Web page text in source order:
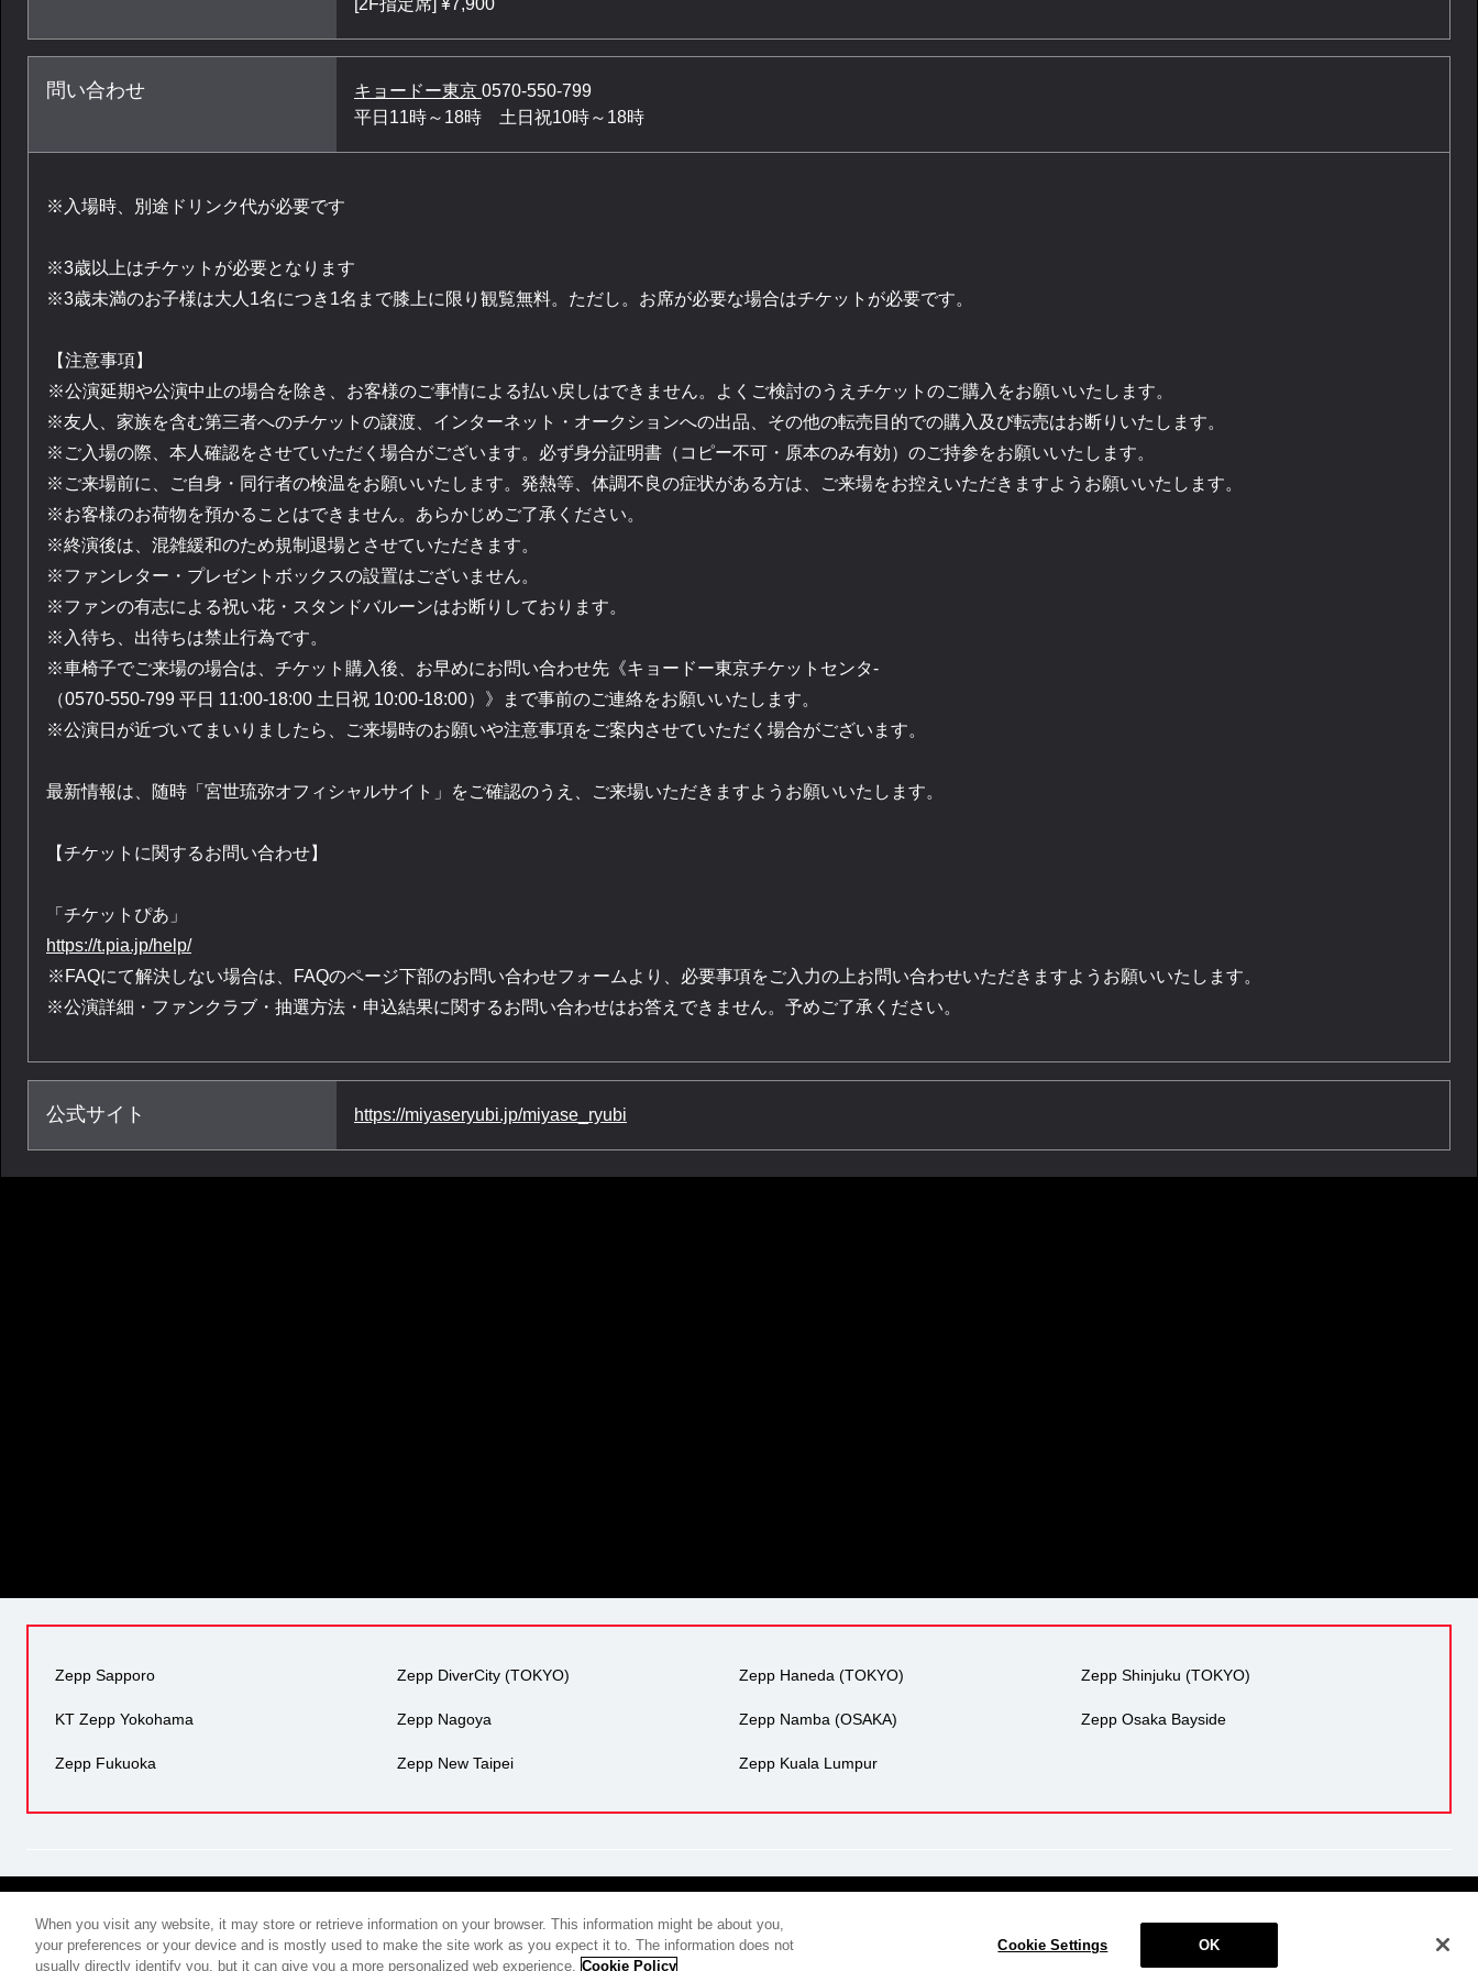
[2F指定席] ¥7,900
問い合わせ キョードー東京 0570-550-799
平日11時～18時 土日祝10時～18時
※入場時、別途ドリンク代が必要です
※3歳以上はチケットが必要となります
※3歳未満のお子様は大人1名につき1名まで膝上に限り観覧無料。ただし。お席が必要な場合はチケットが必要です。
【注意事項】
※公演延期や公演中止の場合を除き、お客様のご事情による払い戻しはできません。よくご検討のうえチケットのご購入をお願いいたします。
※友人、家族を含む第三者へのチケットの譲渡、インターネット・オークションへの出品、その他の転売目的での購入及び転売はお断りいたします。
※ご入場の際、本人確認をさせていただく場合がございます。必ず身分証明書（コピー不可・原本のみ有効）のご持参をお願いいたします。
※ご来場前に、ご自身・同行者の検温をお願いいたします。発熱等、体調不良の症状がある方は、ご来場をお控えいただきますようお願いいたします。
※お客様のお荷物を預かることはできません。あらかじめご了承ください。
※終演後は、混雑緩和のため規制退場とさせていただきます。
※ファンレター・プレゼントボックスの設置はございません。
※ファンの有志による祝い花・スタンドバルーンはお断りしております。
※入待ち、出待ちは禁止行為です。
※車椅子でご来場の場合は、チケット購入後、お早めにお問い合わせ先《キョードー東京チケットセンタ-
（0570-550-799 平日 11:00-18:00 土日祝 10:00-18:00）》まで事前のご連絡をお願いいたします。
※公演日が近づいてまいりましたら、ご来場時のお願いや注意事項をご案内させていただく場合がございます。
最新情報は、随時「宮世琉弥オフィシャルサイト」をご確認のうえ、ご来場いただきますようお願いいたします。
【チケットに関するお問い合わせ】
「チケットぴあ」
https://t.pia.jp/help/
※FAQにて解決しない場合は、FAQのページ下部のお問い合わせフォームより、必要事項をご入力の上お問い合わせいただきますようお願いいたします。
※公演詳細・ファンクラブ・抽選方法・申込結果に関するお問い合わせはお答えできません。予めご了承ください。
公式サイト https://miyaseryubi.jp/miyase_ryubi
Zepp Sapporo Zepp DiverCity (TOKYO) Zepp Haneda (TOKYO) Zepp Shinjuku (TOKYO)
KT Zepp Yokohama Zepp Nagoya Zepp Namba (OSAKA) Zepp Osaka Bayside
Zepp Fukuoka Zepp New Taipei Zepp Kuala Lumpur
会社概要 プライバシーポリシー
© 2018 Zepp Hall Network Inc.
When you visit any website, it may store or retrieve information on your browser. This information might be about you,
your preferences or your device and is mostly used to make the site work as you expect it to. The information does not
usually directly identify you, but it can give you a more personalized web experience. Cookie Policy
Cookie Settings OK